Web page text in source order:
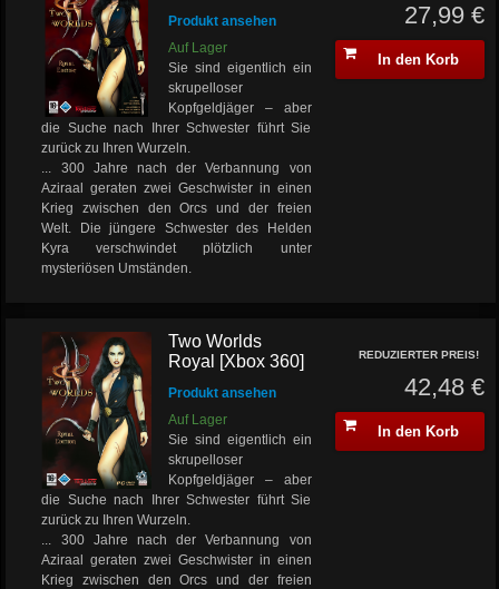
Produkt ansehen
Auf Lager
Sie sind eigentlich ein
skrupelloser
Kopfgeldjäger – aber
die Suche nach Ihrer Schwester führt Sie
zurück zu Ihren Wurzeln.
... 300 Jahre nach der Verbannung von
Aziraal geraten zwei Geschwister in einen
Krieg zwischen den Orcs und der freien
Welt. Die jüngere Schwester des Helden
Kyra verschwindet plötzlich unter
mysteriösen Umständen.
27,99 €
In den Korb
Two Worlds
Royal [Xbox 360]
Produkt ansehen
Auf Lager
Sie sind eigentlich ein
skrupelloser
Kopfgeldjäger – aber
die Suche nach Ihrer Schwester führt Sie
zurück zu Ihren Wurzeln.
... 300 Jahre nach der Verbannung von
Aziraal geraten zwei Geschwister in einen
Krieg zwischen den Orcs und der freien
REDUZIERTER PREIS!
42,48 €
In den Korb